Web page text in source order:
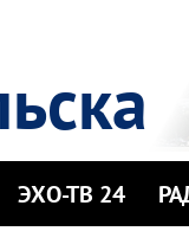
ЭХО-ТВ 24